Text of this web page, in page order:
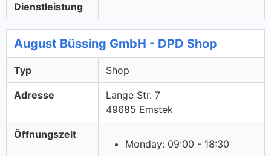
Dienstleistung
August Büssing GmbH - DPD Shop
Typ Shop
Adresse
Lange Str. 7
49685 Emstek
Öffnungszeit
Monday: 09:00 - 18:30